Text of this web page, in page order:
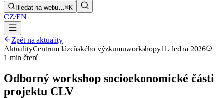
Hledat na webu…⌘K
CZ/EN
Zpět na aktuality
AktualityCentrum lázeňského výzkumuworkshopy11. ledna 2026
1 min čtení
Odborný workshop socioekonomické části
projektu CLV